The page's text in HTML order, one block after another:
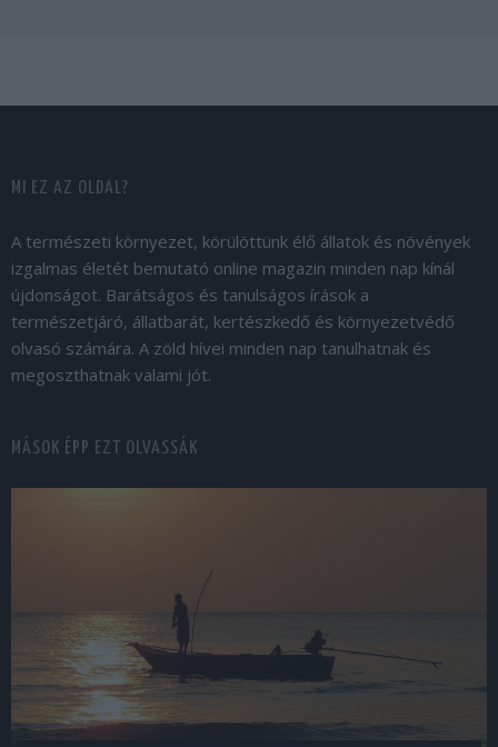
MI EZ AZ OLDAL?
A természeti környezet, körülöttünk élő állatok és növények
izgalmas életét bemutató online magazin minden nap kínál
újdonságot. Barátságos és tanulságos írások a
természetjáró, állatbarát, kertészkedő és környezetvédő
olvasó számára. A zöld hívei minden nap tanulhatnak és
megoszthatnak valami jót.
MÁSOK ÉPP EZT OLVASSÁK